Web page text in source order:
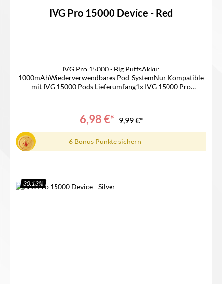
IVG Pro 15000 Device - Red
IVG Pro 15000 - Big PuffsAkku:
1000mAhWiederverwendbares Pod-SystemNur Kompatible
mit IVG 15000 Pods Lieferumfang1x IVG 15000 Pro
6,98 €* 9,99 €*
6 Bonus Punkte sichern
30.13%